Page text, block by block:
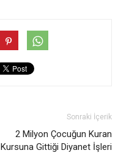
Sonraki İçerik
2 Milyon Çocuğun Kuran
Kursuna Gittiği Diyanet İşleri